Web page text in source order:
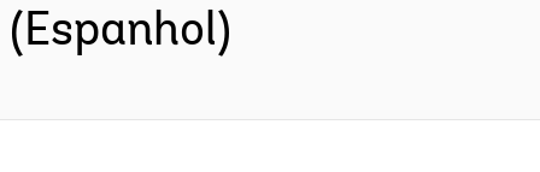
(Espanhol)